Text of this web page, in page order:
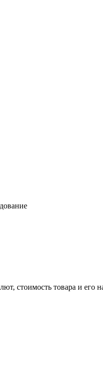
стоимость товара и его